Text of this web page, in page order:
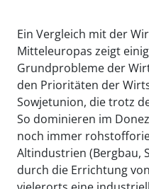
Ein Vergleich mit der
Mitteleuropas zeigt
Grundprobleme der
den Prioritäten der
Sowjetunion, die trotz
So dominieren im
noch immer
Altindustrien (Bergbau,
durch die Errichtung